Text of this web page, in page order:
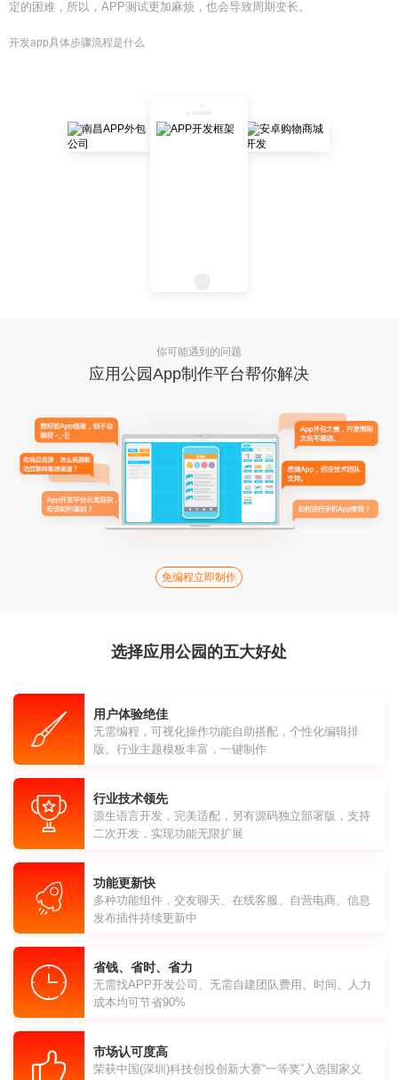
定的困难，所以，APP测试更加麻烦，也会导致周期变长。
开发app具体步骤流程是什么
你可能遇到的问题
应用公园App制作平台帮你解决
免编程立即制作
选择应用公园的五大好处
用户体验绝佳
无需编程，可视化操作功能自助搭配，个性化编辑排
版。行业主题模板丰富，一键制作
行业技术领先
源生语言开发，完美适配，另有源码独立部署版，支持
二次开发，实现功能无限扩展
功能更新快
多种功能组件，交友聊天、在线客服、自营电商、信息
发布插件持续更新中
省钱、省时、省力
无需找APP开发公司、无需自建团队费用、时间、人力
成本均可节省90%
市场认可度高
荣获中国(深圳)科技创投创新大赛“一等奖”入选国家义